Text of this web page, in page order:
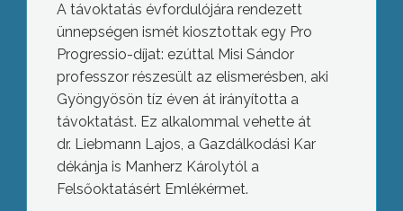
A távoktatás évfordulójára rendezett
ünnepségen ismét kiosztottak egy Pro
Progressio-díjat: ezúttal Misi Sándor
professzor részesült az elismerésben, aki
Gyöngyösön tíz éven át irányította a
távoktatást. Ez alkalommal vehette át
dr. Liebmann Lajos, a Gazdálkodási Kar
dékánja is Manherz Károlytól a
Felsőoktatásért Emlékérmet.